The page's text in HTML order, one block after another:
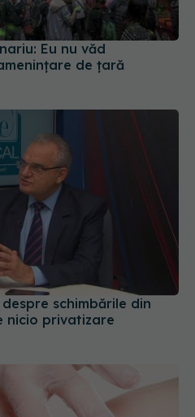
de țară
nicio privatizare